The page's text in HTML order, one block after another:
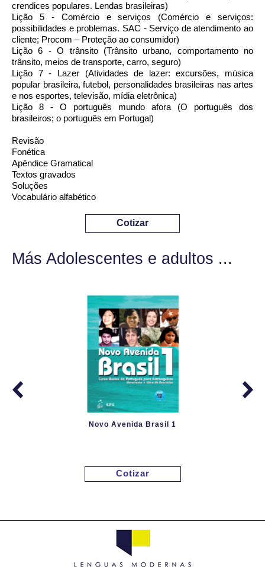
crendices populares. Lendas brasileiras)
Lição 5 - Comércio e serviços (Comércio e serviços:
possibilidades e problemas. SAC - Serviço de atendimento ao
cliente; Procom – Proteção ao consumidor)
Lição 6 - O trânsito (Trânsito urbano, comportamento no
trânsito, meios de transporte, carro, seguro)
Lição 7 - Lazer (Atividades de lazer: excursões, música
popular brasileira, futebol, personalidades brasileiras nas artes
e nos esportes, televisão, mídia eletrônica)
Lição 8 - O português mundo afora (O português dos
brasileiros; o português em Portugal)
Revisão
Fonética
Apêndice Gramatical
Textos gravados
Soluções
Vocabulário alfabético
Cotizar
Más Adolescentes e adultos ...
Novo Avenida Brasil 1
Cotizar